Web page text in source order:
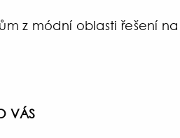
z módní oblasti řešení
VÁS